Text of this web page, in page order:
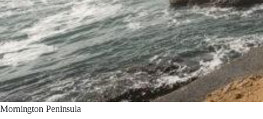
Mornington Peninsula